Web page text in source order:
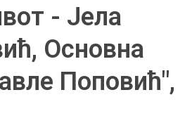
- Јела
Основна
Поповић",